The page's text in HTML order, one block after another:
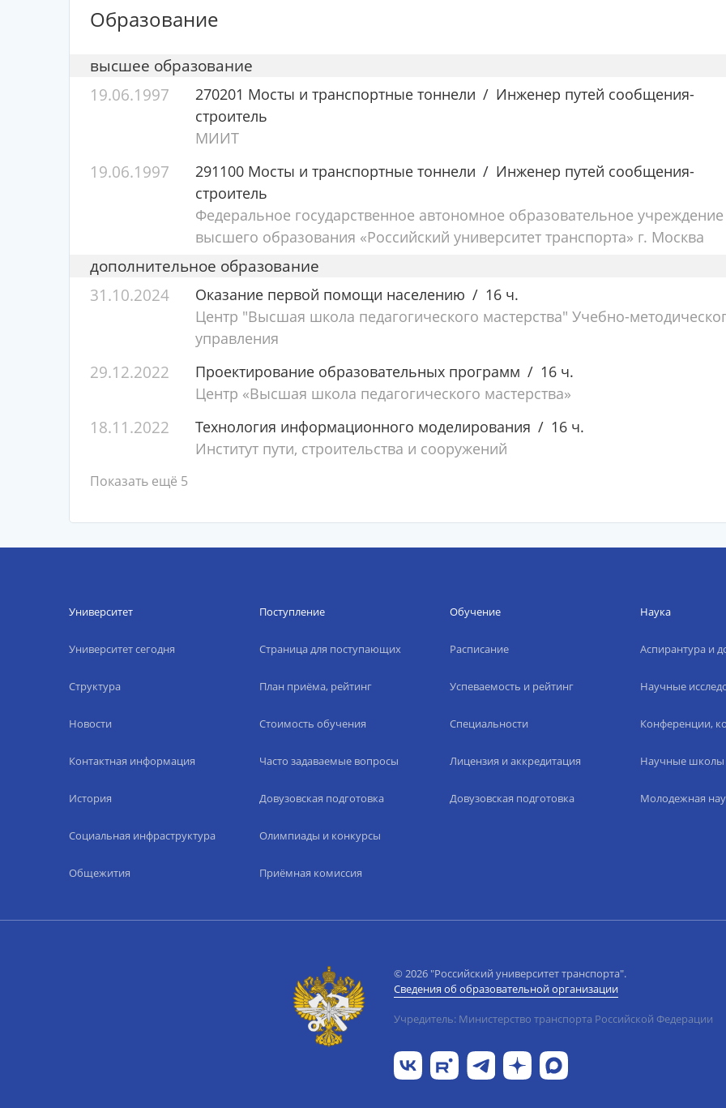
Образование
высшее образование
19.06.1997
270201 Мосты и транспортные тоннели
Инженер путей сообщения-
строитель
МИИТ
19.06.1997 291100 Мосты и транспортные тоннели
Инженер путей сообщения-
строитель
Федеральное государственное автономное образовательное учреждение
высшего образования «Российский университет транспорта» г. Москва
дополнительное образование
31.10.2024
Оказание первой помощи населению
16 ч.
Центр "Высшая школа педагогического мастерства" Учебно-
управления
29.12.2022 Проектирование образовательных программ
16 ч.
Центр «Высшая школа педагогического мастерства»
18.11.2022 Технология информационного моделирования
16 ч.
Институт пути, строительства и сооружений
Показать ещё 5
Университет
Университет сегодня
Структура
Новости
Контактная информация
История
Социальная инфраструктура
Общежития
Поступление
Страница для поступающих
План приёма, рейтинг
Стоимость обучения
Часто задаваемые вопросы
Довузовская подготовка
Олимпиады и конкурсы
Приёмная комиссия
Обучение
Расписание
Успеваемость и рейтинг
Специальности
Лицензия и аккредитация
Довузовская подготовка
Наука
Аспирантура и
Научные
Конференции,
Научные школы
Молодежная
© 2026 "Российский университет транспорта".
Сведения об образовательной организации
Учредитель: Министерство транспорта Российской Федерации